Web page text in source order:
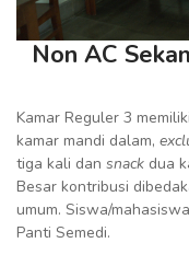
Non AC
Kamar Reguler 3
kamar mandi dalam,
tiga kali dan snack dua
Besar kontribusi
umum. Siswa/
Panti Semedi.